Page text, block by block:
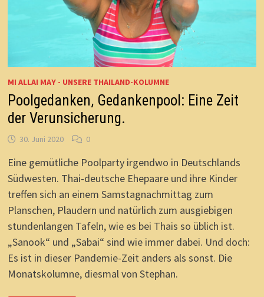
MI ALLAI MAY - UNSERE THAILAND-KOLUMNE
Poolgedanken, Gedankenpool: Eine Zeit
der Verunsicherung.
30. Juni 2020 0
Eine gemütliche Poolparty irgendwo in Deutschlands
Südwesten. Thai-deutsche Ehepaare und ihre Kinder
treffen sich an einem Samstagnachmittag zum
Planschen, Plaudern und natürlich zum ausgiebigen
stundenlangen Tafeln, wie es bei Thais so üblich ist.
„Sanook“ und „Sabai“ sind wie immer dabei. Und doch:
Es ist in dieser Pandemie-Zeit anders als sonst. Die
Monatskolumne, diesmal von Stephan.